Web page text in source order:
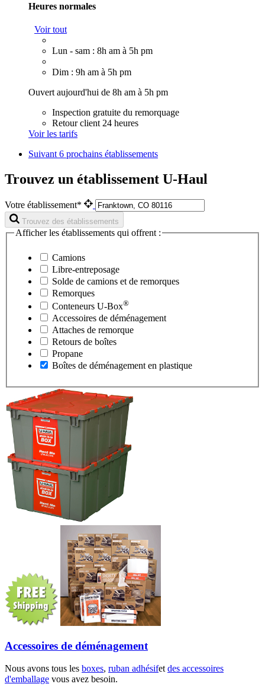
Heures normales
Voir tout
Lun - sam : 8h am à 5h pm
Dim : 9h am à 5h pm
Ouvert aujourd'hui de 8h am à 5h pm
Inspection gratuite du remorquage
Retour client 24 heures
Voir les tarifs
Suivant6 prochains établissements
Trouvez un établissement U-Haul
Votre établissement*
Trouvez des établissements
Afficher les établissements qui offrent :
Camions
Libre-entreposage
Solde de camions et de remorques
Remorques
Conteneurs U-Box®
Accessoires de déménagement
Attaches de remorque
Retours de boîtes
Propane
Boîtes de déménagement en plastique
Accessoires de déménagement
Nous avons tous les boxes, ruban adhésifet des accessoires
d'emballage vous avez besoin.